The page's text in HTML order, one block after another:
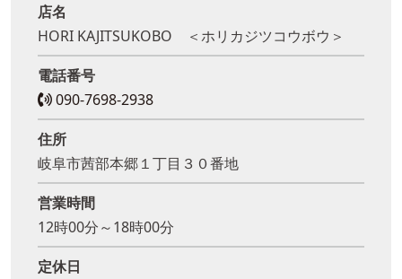
店名
HORI KAJITSUKOBO ＜ホリカジツコウボウ＞
電話番号
090-7698-2938
住所
岐阜市茜部本郷１丁目３０番地
営業時間
12時00分～18時00分
定休日